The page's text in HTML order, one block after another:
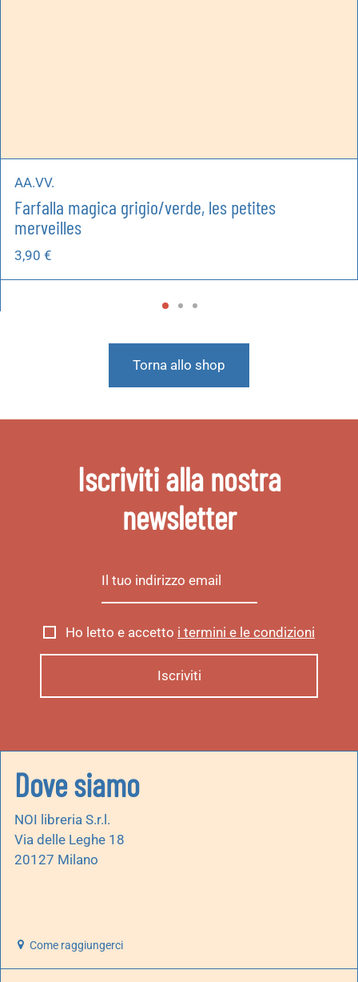
AA.VV.
Farfalla magica grigio/verde, les petites
merveilles
3,90 €
Torna allo shop
Iscriviti alla nostra
newsletter
Ho letto e accetto i termini e le condizioni
Dove siamo
NOI libreria S.r.l.
Via delle Leghe 18
20127 Milano
Come raggiungerci